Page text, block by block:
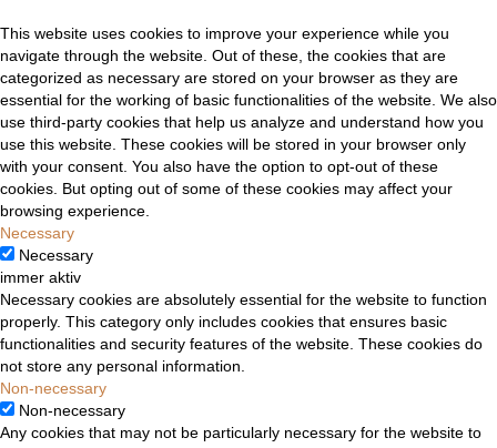
This website uses cookies to improve your experience while you
navigate through the website. Out of these, the cookies that are
categorized as necessary are stored on your browser as they are
essential for the working of basic functionalities of the website. We also
use third-party cookies that help us analyze and understand how you
use this website. These cookies will be stored in your browser only
with your consent. You also have the option to opt-out of these
cookies. But opting out of some of these cookies may affect your
browsing experience.
Necessary
Necessary
immer aktiv
Necessary cookies are absolutely essential for the website to function
properly. This category only includes cookies that ensures basic
functionalities and security features of the website. These cookies do
not store any personal information.
Non-necessary
Non-necessary
Any cookies that may not be particularly necessary for the website to